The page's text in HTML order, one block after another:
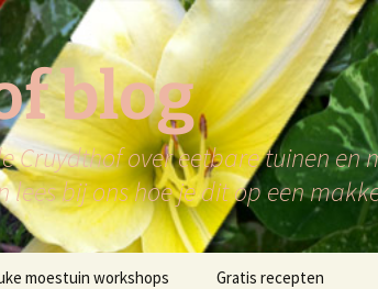
blog
Cruydthof over eetbare tuinen en
lees bij ons hoe je dit op een
moestuin workshops Gratis recepten